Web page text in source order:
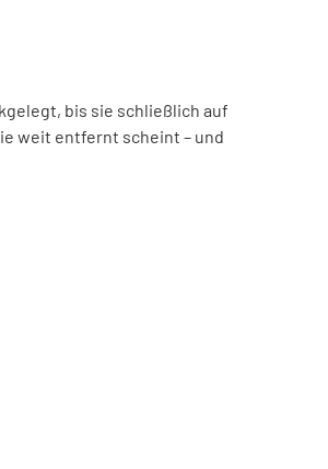
bis sie schließlich auf
weit entfernt scheint – und